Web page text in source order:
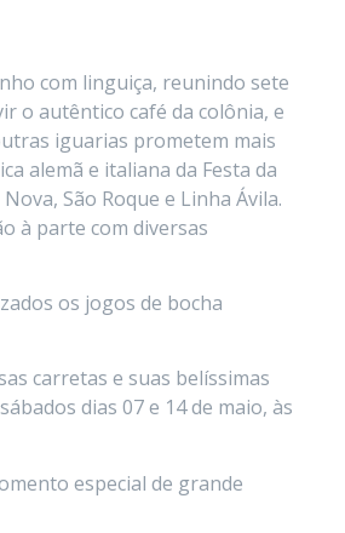
com linguiça, reunindo sete
o autêntico café da colônia, e
iguarias prometem mais
alemã e italiana da Festa da
São Roque e Linha Ávila.
à parte com diversas
os jogos de bocha
carretas e suas belíssimas
dias 07 e 14 de maio, às
especial de grande